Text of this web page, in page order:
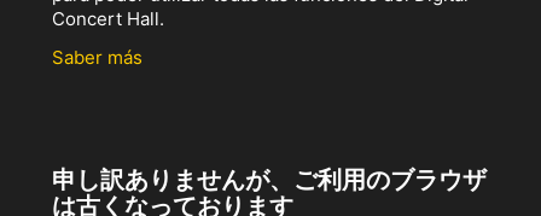
Concert Hall.
Saber más
申し訳ありませんが、ご利用のブラウザ
は古くなっております